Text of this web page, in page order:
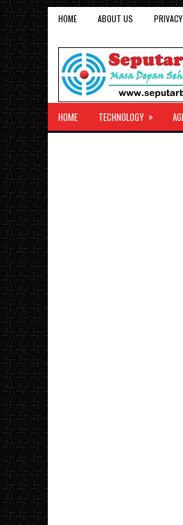
HOME ABOUT US PRIVACY
HOME TECHNOLOGY »